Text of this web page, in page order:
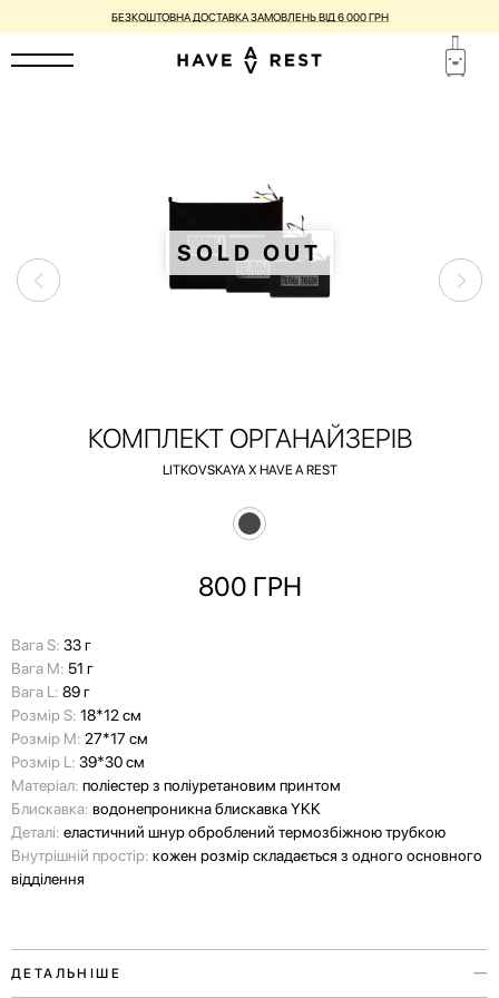
БЕЗКОШТОВНА ДОСТАВКА ЗАМОВЛЕНЬ ВІД 6 000 ГРН
SOLD OUT
КОМПЛЕКТ ОРГАНАЙЗЕРІВ
LITKOVSKAYA X HAVE A REST
800 ГРН
Вага S: 33 г
Вага M: 51 г
Вага L: 89 г
Розмір S: 18*12 см
Розмір M: 27*17 см
Розмір L: 39*30 см
Матеріал: поліестер з поліуретановим принтом
Блискавка: водонепроникна блискавка YKK
Деталі: еластичний шнур оброблений термозбіжною трубкою
Внутрішній простір: кожен розмір складається з одного основного
відділення
ДЕТАЛЬНІШЕ